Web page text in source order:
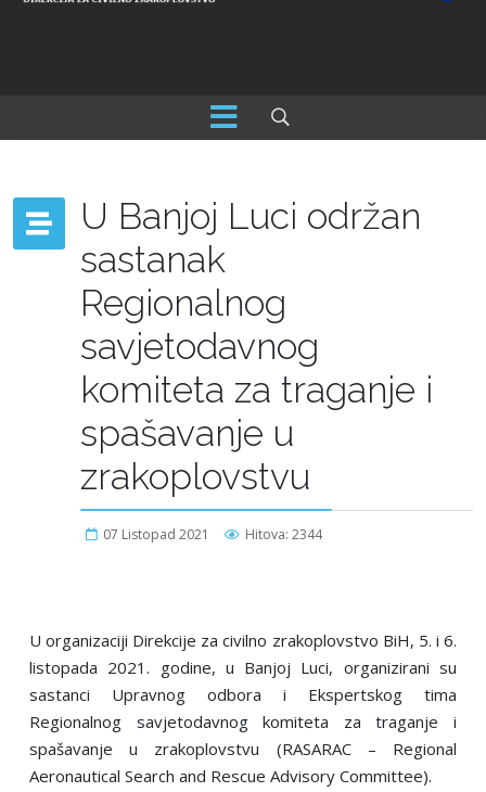
U Banjoj Luci održan
sastanak
Regionalnog
savjetodavnog
komiteta za traganje i
spašavanje u
zrakoplovstvu
07 Listopad 2021 Hitova: 2344
U organizaciji Direkcije za civilno zrakoplovstvo BiH, 5. i 6.
listopada 2021. godine, u Banjoj Luci, organizirani su
sastanci Upravnog odbora i Ekspertskog tima
Regionalnog savjetodavnog komiteta za traganje i
spašavanje u zrakoplovstvu (RASARAC – Regional
Aeronautical Search and Rescue Advisory Committee).